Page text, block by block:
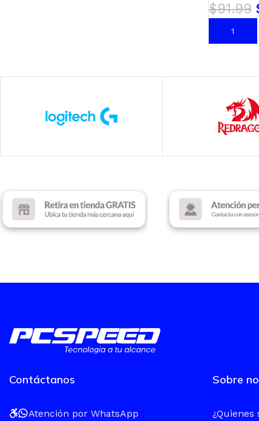
$91.99
AÑADIR
Contáctanos
Atención por WhatsApp
Sobre
¿Quienes